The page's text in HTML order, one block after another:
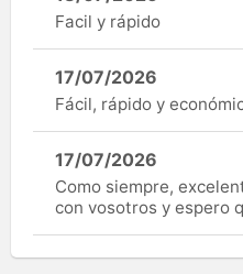
Facil y rápido
17/07/2026
Fácil, rápido y
17/07/2026
Como siempre,
con vosotros y espero